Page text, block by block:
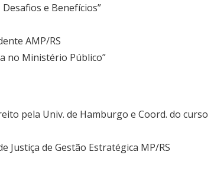
e Benefícios”
AMP/RS
no Ministério Público”
pela Univ. de Hamburgo e Coord. do curso
Justiça de Gestão Estratégica MP/RS